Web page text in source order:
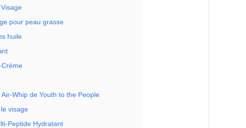
pour peau grasse
huile
Crème
Whip de Youth to the People
visage
Peptide Hydratant